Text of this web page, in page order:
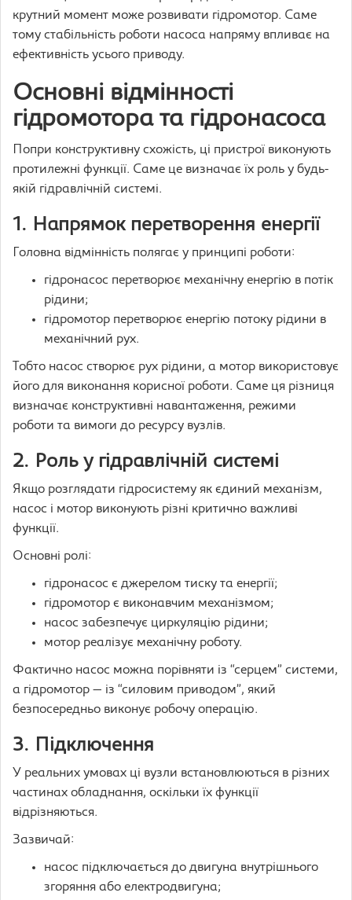
крутний момент може розвивати гідромотор. Саме
тому стабільність роботи насоса напряму впливає на
ефективність усього приводу.
Основні відмінності
гідромотора та гідронасоса
Попри конструктивну схожість, ці пристрої виконують
протилежні функції. Саме це визначає їх роль у будь-
якій гідравлічній системі.
1. Напрямок перетворення енергії
Головна відмінність полягає у принципі роботи:
гідронасос перетворює механічну енергію в потік
рідини;
гідромотор перетворює енергію потоку рідини в
механічний рух.
Тобто насос створює рух рідини, а мотор використовує
його для виконання корисної роботи. Саме ця різниця
визначає конструктивні навантаження, режими
роботи та вимоги до ресурсу вузлів.
2. Роль у гідравлічній системі
Якщо розглядати гідросистему як єдиний механізм,
насос і мотор виконують різні критично важливі
функції.
Основні ролі:
гідронасос є джерелом тиску та енергії;
гідромотор є виконавчим механізмом;
насос забезпечує циркуляцію рідини;
мотор реалізує механічну роботу.
Фактично насос можна порівняти із “серцем” системи,
а гідромотор — із “силовим приводом”, який
безпосередньо виконує робочу операцію.
3. Підключення
У реальних умовах ці вузли встановлюються в різних
частинах обладнання, оскільки їх функції
відрізняються.
Зазвичай:
насос підключається до двигуна внутрішнього
згоряння або електродвигуна;